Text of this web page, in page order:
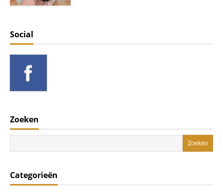
Social
Zoeken
Categorieën